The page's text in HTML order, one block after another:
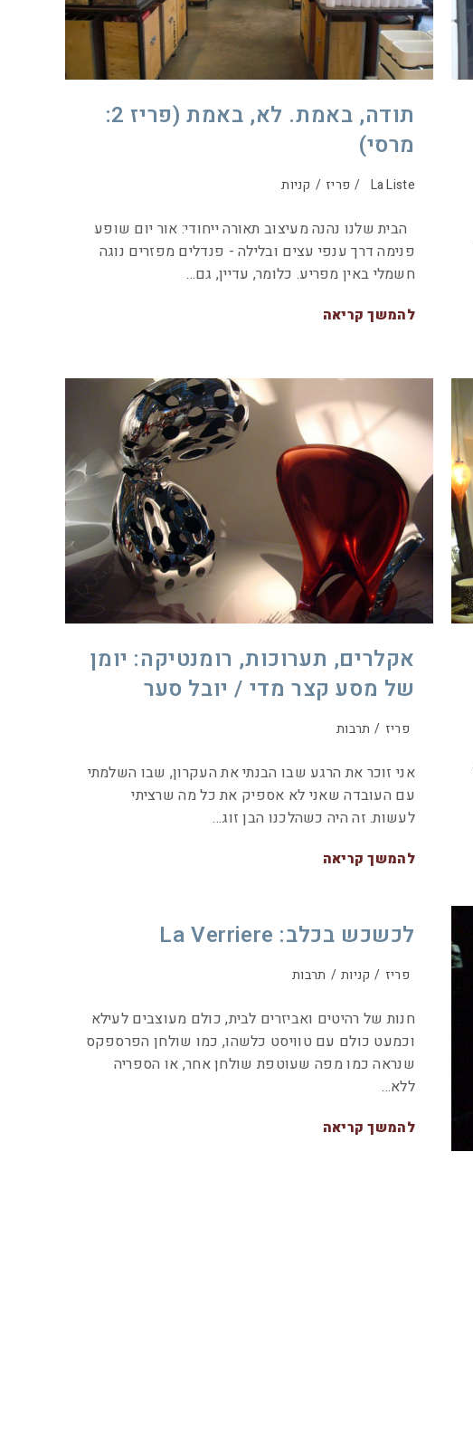
תודה, באמת. לא, באמת (פריז 2:
מרסי)
La Liste
/ פריז / קניות
הבית שלנו נהנה מעיצוב תאורה ייחודי: אור יום שופע
פנימה דרך ענפי עצים ובלילה - פנדלים מפזרים נוגה
חשמלי באין מפריע. כלומר, עדיין, גם…
להמשך קריאה
אקלרים, תערוכות, רומנטיקה: יומן
של מסע קצר מדי / יובל סער
פריז / תרבות
אני זוכר את הרגע שבו הבנתי את העקרון, שבו השלמתי
עם העובדה שאני לא אספיק את כל מה שרציתי
לעשות. זה היה כשהלכנו הבן זוג…
להמשך קריאה
לכשכש בכלב: La Verriere
פריז / קניות / תרבות
חנות של רהיטים ואביזרים לבית, כולם מעוצבים לעילא
וכמעט כולם עם טוויסט כלשהו, כמו שולחן הפרספקס
שנראה כמו מפה שעוטפת שולחן אחר, או הספריה
ללא…
להמשך קריאה